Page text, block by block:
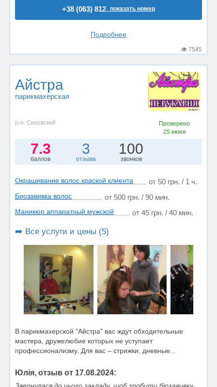
+38 (063) 812..показать номер
Подробнее
7545
Айстра
парикмахерская
р-н. Сиховский
Проверено
25 июня
7.3
баллов
3
отзыва
100
звонков
Окрашивание волос краской клиента от 50 грн. / 1 ч.
Биозавивка волос от 500 грн. / 90 мин.
Маникюр аппаратный мужской от 45 грн. / 40 мин.
➡️ Все услуги и цены (5)
В парикмахерской "Айстра" вас ждут обходительные
мастера, дружелюбие которых не уступает
профессионализму. Для вас – стрижки, дневные...
Юлія, отзыв от 17.08.2024: